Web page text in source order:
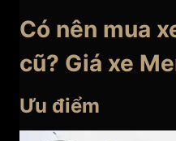
Có nên mua
cũ? Giá xe
Ưu điểm